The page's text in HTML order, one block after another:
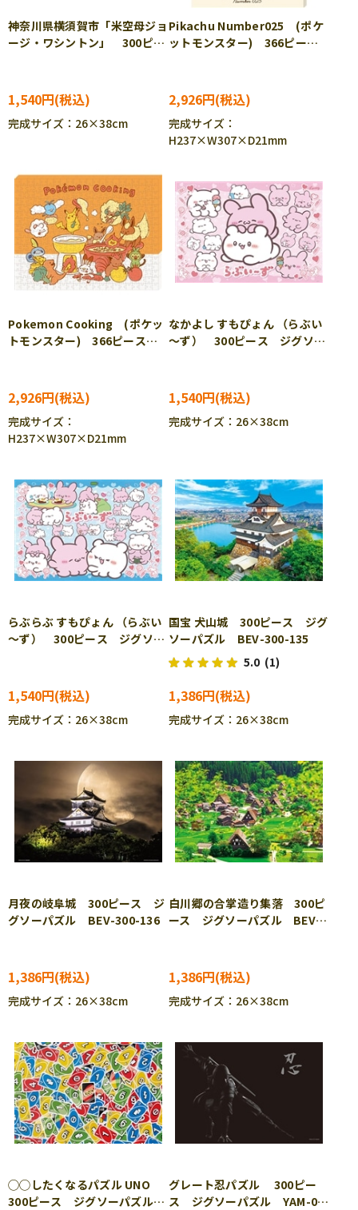
神奈川県横須賀市「米空母ジョ
ージ・ワシントン」 300ピー
1,540円
完成サイズ：26×38cm
Pikachu Number025 (ポケ
ットモンスター) 366ピー
2,926円
完成サイズ：
H237×W307×D21mm
Pokemon Cooking (ポケッ
トモンスター) 366ピース
2,926円
完成サイズ：
H237×W307×D21mm
なかよし すもぴょん （らぶい
～ず） 300ピース ジグソー
1,540円
完成サイズ：26×38cm
らぶらぶ すもぴょん （らぶい
～ず） 300ピース ジグソー
1,540円
完成サイズ：26×38cm
国宝 犬山城 300ピース ジグ
ソーパズル BEV-300-135
5.0 (1)
1,386円
完成サイズ：26×38cm
月夜の岐阜城 300ピース ジ
グソーパズル BEV-300-136
1,386円
完成サイズ：26×38cm
白川郷の合掌造り集落 300ピ
ース ジグソーパズル BEV-
1,386円
完成サイズ：26×38cm
◯◯したくなるパズル UNO
300ピース ジグソーパズル
グレート忍パズル 300ピー
ス ジグソーパズル YAM-03-